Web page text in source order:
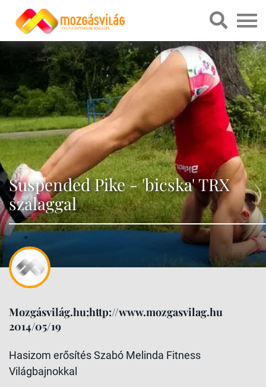
Suspended Pike - 'bicska' TRX
szalaggal
Mozgásvilág.hu;http://www.mozgasvilag.hu
2014/05/19
Hasizom erősítés Szabó Melinda Fitness
Világbajnokkal